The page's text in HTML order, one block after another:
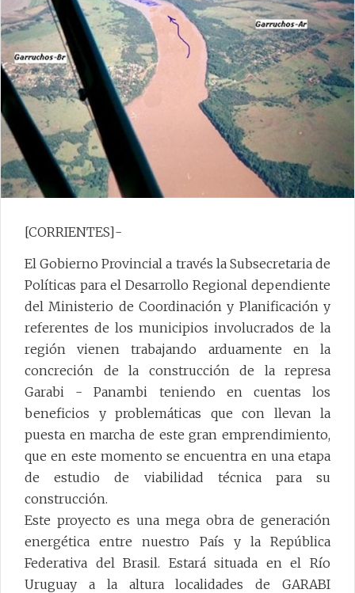
[CORRIENTES]-
El Gobierno Provincial a través la Subsecretaria de
Políticas para el Desarrollo Regional dependiente
del Ministerio de Coordinación y Planificación y
referentes de los municipios involucrados de la
región vienen trabajando arduamente en la
concreción de la construcción de la represa
Garabi - Panambi teniendo en cuentas los
beneficios y problemáticas que con llevan la
puesta en marcha de este gran emprendimiento,
que en este momento se encuentra en una etapa
de estudio de viabilidad técnica para su
construcción.
Este proyecto es una mega obra de generación
energética entre nuestro País y la República
Federativa del Brasil. Estará situada en el Río
Uruguay a la altura localidades de GARABI